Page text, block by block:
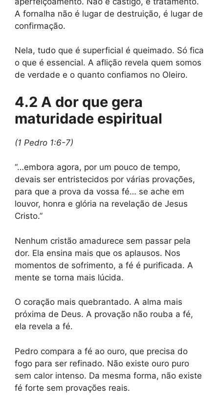
A fornalha não é lugar de destruição, é lugar de
confirmação.
Nela, tudo que é superficial é queimado. Só fica
o que é essencial. A aflição revela quem somos
de verdade e o quanto confiamos no Oleiro.
4.2 A dor que gera
maturidade espiritual
(1 Pedro 1:6-7)
“…embora agora, por um pouco de tempo,
devais ser entristecidos por várias provações,
para que a prova da vossa fé… se ache em
louvor, honra e glória na revelação de Jesus
Cristo.”
Nenhum cristão amadurece sem passar pela
dor. Ela ensina mais que os aplausos. Nos
momentos de sofrimento, a fé é purificada. A
mente se torna mais lúcida.
O coração mais quebrantado. A alma mais
próxima de Deus. A provação não rouba a fé,
ela revela a fé.
Pedro compara a fé ao ouro, que precisa do
fogo para ser refinado. Não existe ouro puro
sem calor intenso. Da mesma forma, não existe
fé forte sem provações reais.